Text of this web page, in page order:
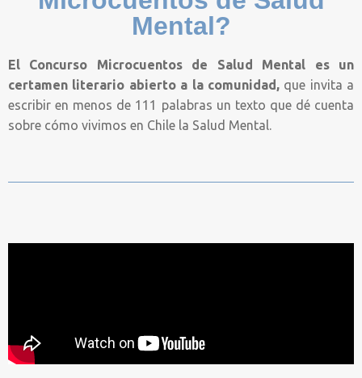
Mental?
El Concurso Microcuentos de Salud Mental es un
certamen literario abierto a la comunidad,que invita a
escribir en menos de 111 palabras un texto que dé cuenta
sobre cómo vivimos en Chile la Salud Mental.